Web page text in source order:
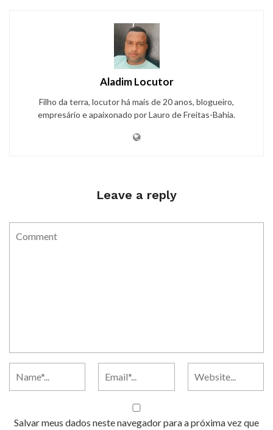
Aladim Locutor
Filho da terra, locutor há mais de 20 anos, blogueiro,
empresário e apaixonado por Lauro de Freitas-Bahia.
Leave a reply
Salvar meus dados neste navegador para a próxima vez que